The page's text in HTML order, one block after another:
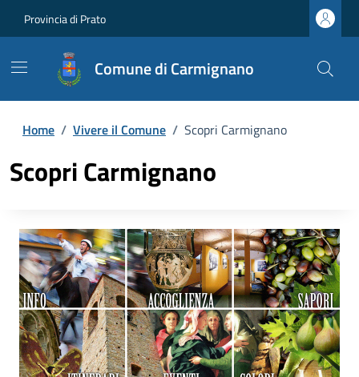
Provincia di Prato
Comune di Carmignano
Home / Vivere il Comune / Scopri Carmignano
Scopri Carmignano